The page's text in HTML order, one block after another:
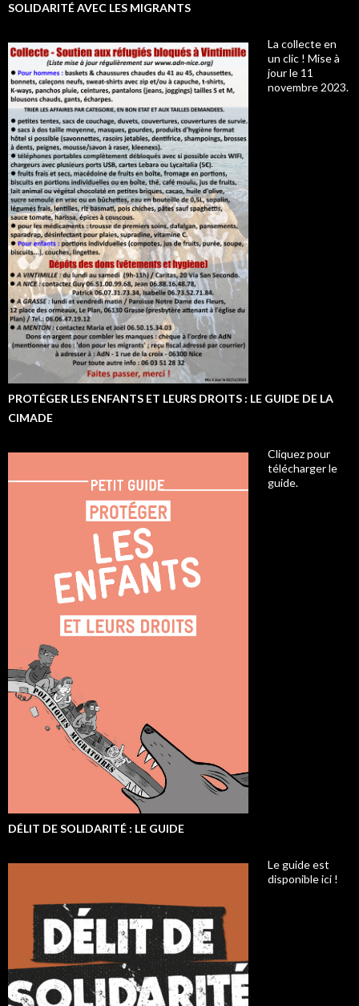
SOLIDARITÉ AVEC LES MIGRANTS
La collecte en
un clic ! Mise à
jour le 11
novembre 2023.
PROTÉGER LES ENFANTS ET LEURS DROITS : LE GUIDE DE LA
CIMADE
Cliquez pour
télécharger le
guide.
DÉLIT DE SOLIDARITÉ : LE GUIDE
Le guide est
disponible ici !